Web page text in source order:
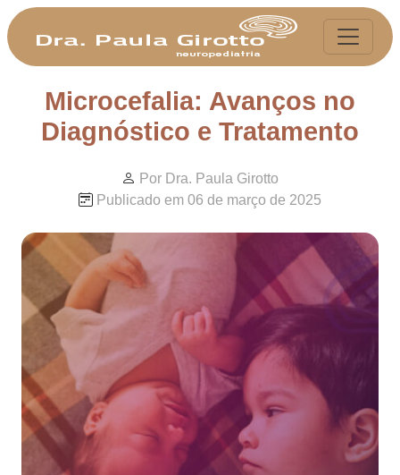
Microcefalia: Avanços no
Diagnóstico e Tratamento
Por Dra. Paula Girotto
Publicado em 06 de março de 2025